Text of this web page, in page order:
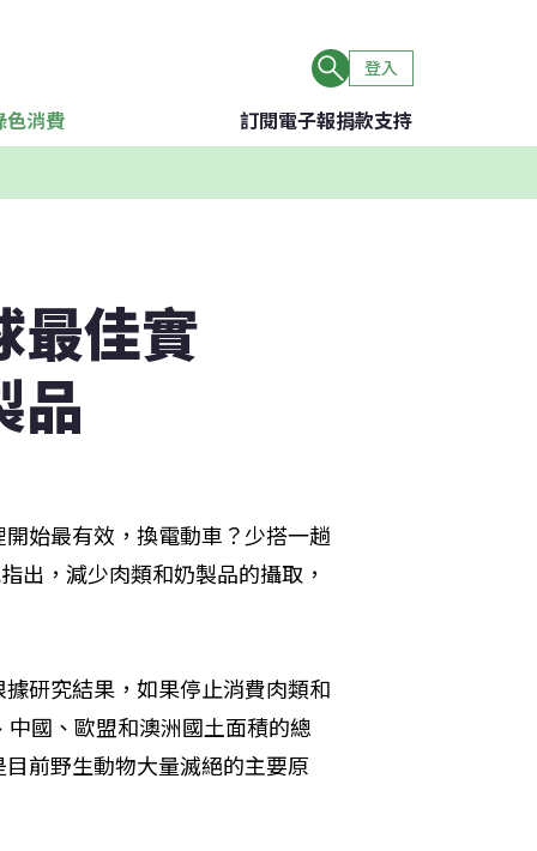
登入
色消費 訂閱電子報捐款支持
最佳實
品
始最有效，換電動車？少搭一趟
指出，減少肉類和奶製品的攝取，
研究結果，如果停止消費肉類和
國、歐盟和澳洲國土面積的總
前野生動物大量滅絕的主要原